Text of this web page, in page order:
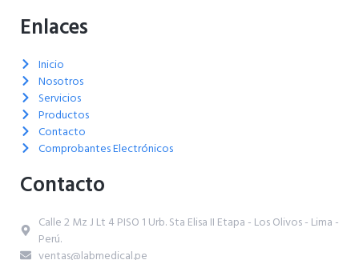
Enlaces
Inicio
Nosotros
Servicios
Productos
Contacto
Comprobantes Electrónicos
Contacto
Calle 2 Mz J Lt 4 PISO 1 Urb. Sta Elisa II Etapa - Los Olivos - Lima -
Perú.
ventas@labmedical.pe